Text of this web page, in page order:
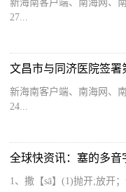
新海南客户端、南海网、
27...
文昌市与同济医院签署
新海南客户端、南海网、
24...
全球快资讯：塞的多音
1、撒【sā】(1)抛开;放开